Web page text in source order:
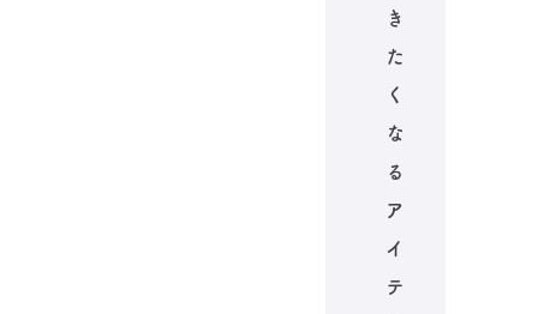
き
た
く
な
る
ア
イ
テ